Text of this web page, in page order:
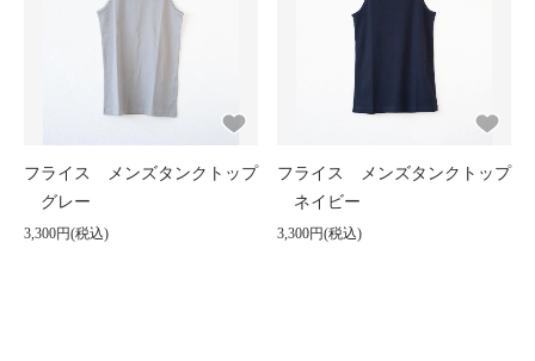
フライス メンズタンクトップ
グレー
3,300円(税込)
フライス メンズタンクトップ
ネイビー
3,300円(税込)